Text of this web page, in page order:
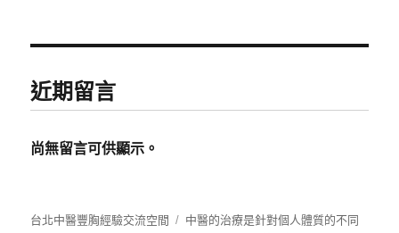
近期留言
尚無留言可供顯示。
台北中醫豐胸經驗交流空間
中醫的治療是針對個人體質的不同